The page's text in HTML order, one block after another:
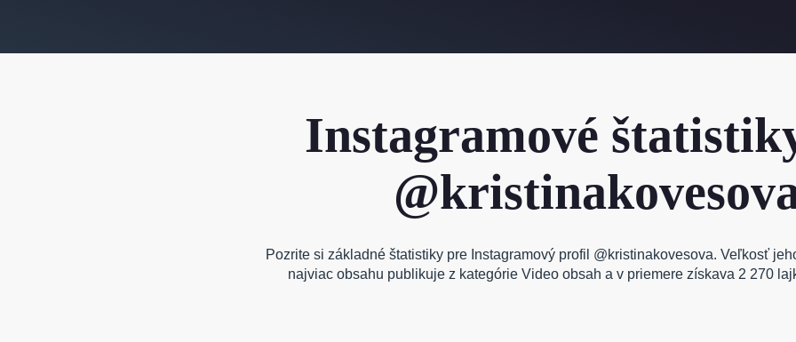
Instagramové
Pozrite si základné štatistiky pre Instagramový profil @kristinakovesova. Veľkosť
najviac obsahu publikuje z kategórie Video obsah a v priemere získava 2 270